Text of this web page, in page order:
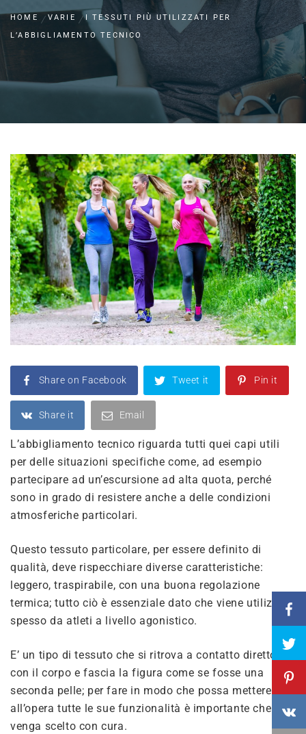
HOME VARIE
I TESSUTI PIÙ UTILIZZATI PER
L’ABBIGLIAMENTO TECNICO
Share on Facebook Tweet it Pin it
Share it Email
L’abbigliamento tecnico riguarda tutti quei capi utili
per delle situazioni specifiche come, ad esempio
partecipare ad un’escursione ad alta quota, perché
sono in grado di resistere anche a delle condizioni
atmosferiche particolari.
Questo tessuto particolare, per essere definito di
qualità, deve rispecchiare diverse caratteristiche:
leggero, traspirabile, con una buona regolazione
termica; tutto ciò è essenziale dato che viene utilizzato
spesso da atleti a livello agonistico.
E’ un tipo di tessuto che si ritrova a contatto diretto
con il corpo e fascia la figura come se fosse una
seconda pelle; per fare in modo che possa mettere
all’opera tutte le sue funzionalità è importante che
venga scelto con cura.